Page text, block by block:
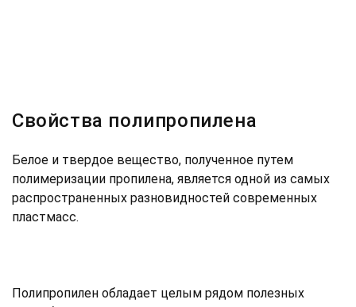
Свойства полипропилена
Белое и твердое вещество, полученное путем
полимеризации пропилена, является одной из самых
распространенных разновидностей современных
пластмасс.
Полипропилен обладает целым рядом полезных